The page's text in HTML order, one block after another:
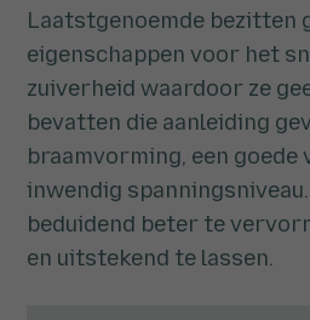
Laatstgenoemde bezitten
eigenschappen voor het
zuiverheid waardoor ze
bevatten die aanleiding
braamvorming, een goede
inwendig
beduidend beter te
en uitstekend te lassen.